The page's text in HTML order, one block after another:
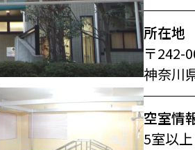
所在地
〒242-
神奈川
空室情
5室以上